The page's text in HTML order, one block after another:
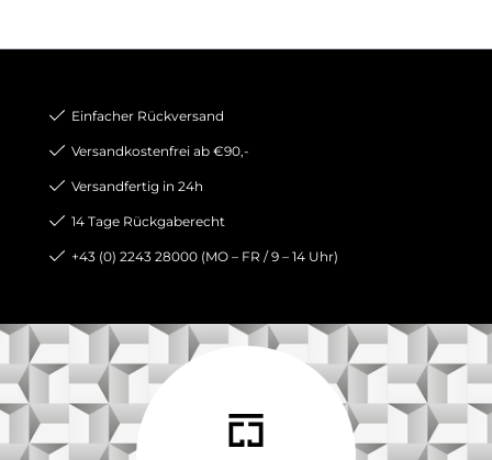
Einfacher Rückversand
Versandkostenfrei ab €90,-
Versandfertig in 24h
14 Tage Rückgaberecht
+43 (0) 2243 28000 (MO – FR / 9 – 14 Uhr)